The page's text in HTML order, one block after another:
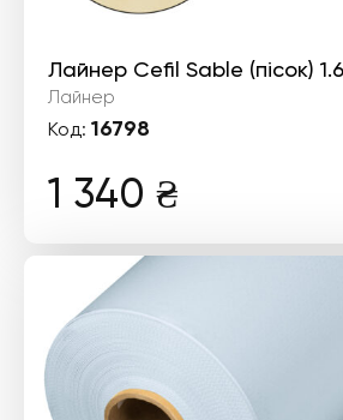
Лайнер Cefil Sable (пісок)
Лайнер
Код: 16798
1 340 ₴